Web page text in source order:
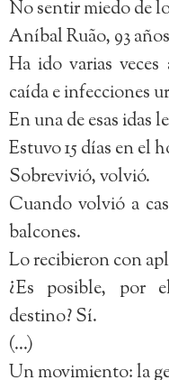
No sentir miedo de
Aníbal Ruão, 93
Ha ido varias
caída e infecciones
En una de esas idas
Estuvo 15 días en el
Sobrevivió, volvió.
Cuando volvió a
balcones.
Lo recibieron con
¿Es posible, por
destino? Sí.
(…)
Un movimiento: la